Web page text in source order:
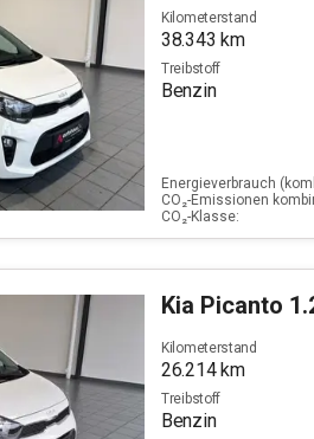
Kilometerstand
38.343 km
Treibstoff
Benzin
Energieverbrauch
CO₂-Emissionen
CO₂-Klasse:
Kia Picanto 1.2
Kilometerstand
26.214km
Treibstoff
Benzin